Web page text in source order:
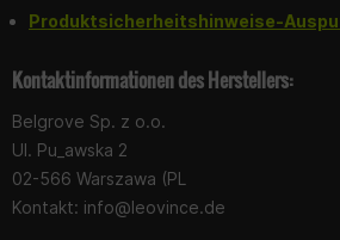
Produktsicherheitshinweise-
Kontaktinformationen des Herstellers:
Belgrove Sp. z o.o.
Ul. Pu_awska 2
02-566 Warszawa (PL
Kontakt: info@leovince.de